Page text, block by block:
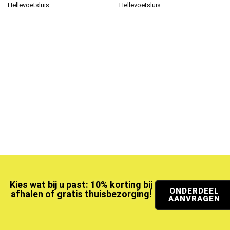
Hellevoetsluis. Hellevoetsluis.
Kies wat bij u past: 10% korting bij
afhalen of gratis thuisbezorging!
ONDERDEEL
AANVRAGEN